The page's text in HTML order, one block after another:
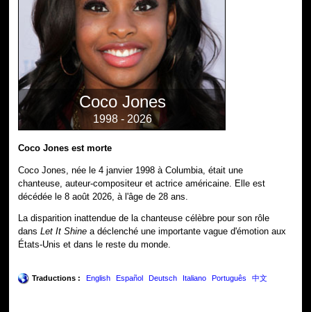
Coco Jones
1998 - 2026
Coco Jones est morte
Coco Jones, née le 4 janvier 1998 à Columbia, était une
chanteuse, auteur-compositeur et actrice américaine. Elle est
décédée le 8 août 2026, à l'âge de 28 ans.
La disparition inattendue de la chanteuse célèbre pour son rôle
dansLet It Shine a déclenché une importante vague d'émotion aux
États-Unis et dans le reste du monde.
Traductions : English Español Deutsch Italiano Português 中文